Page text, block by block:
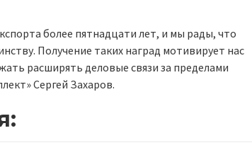
более пятнадцати лет, и мы рады, что
Получение таких наград мотивирует нас
расширять деловые связи за пределами
Сергей Захаров.